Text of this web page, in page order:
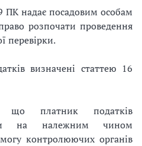
ПК надає посадовим особам
розпочати проведення
перевірки.
визначені статтею 16
що платник податків
на належним чином
контролюючих органів